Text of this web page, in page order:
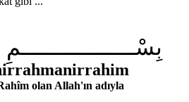
olan Allah'ın adıyla